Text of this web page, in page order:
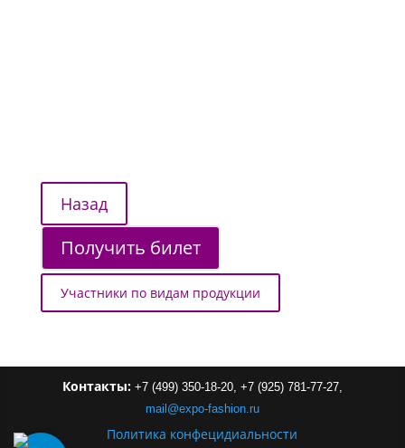
Получить билет
Участники по видам продукции
Контакты: +7 (499) 350-18-20, +7 (925) 781-77-27,
mail @expo-fashion.ru
Политика конфецидиальности